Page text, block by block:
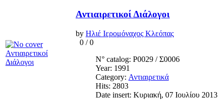
Αντιαιρετικοί Διάλογοι
by Ηλιέ Ιερομόναχος Κλεόπας
0 /0
N° catalog: Ρ0029 / Σ0006
Year: 1991
Category: Αντιαιρετικά
Hits: 2803
Date insert: Κυριακή, 07 Ιουλίου 2013